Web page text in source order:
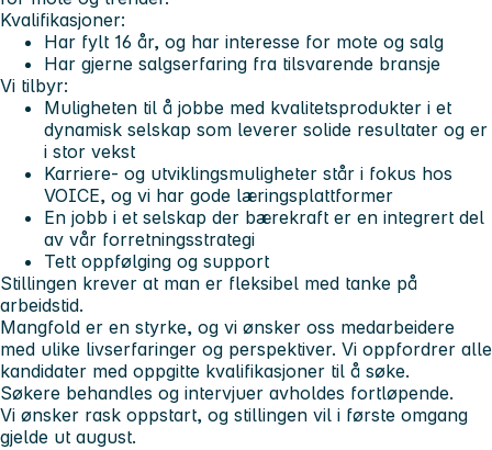
Kvalifikasjoner:
Har fylt 16 år, og har interesse for mote og salg
Har gjerne salgserfaring fra tilsvarende bransje
Vi tilbyr:
Muligheten til å jobbe med kvalitetsprodukter i et
dynamisk selskap som leverer solide resultater og er
i stor vekst
Karriere- og utviklingsmuligheter står i fokus hos
VOICE, og vi har gode læringsplattformer
En jobb i et selskap der bærekraft er en integrert del
av vår forretningsstrategi
Tett oppfølging og support
Stillingen krever at man er fleksibel med tanke på
arbeidstid.
Mangfold er en styrke, og vi ønsker oss medarbeidere
med ulike livserfaringer og perspektiver. Vi oppfordrer alle
kandidater med oppgitte kvalifikasjoner til å søke.
Søkere behandles og intervjuer avholdes fortløpende.
Vi ønsker rask oppstart, og stillingen vil i første omgang
gjelde ut august.